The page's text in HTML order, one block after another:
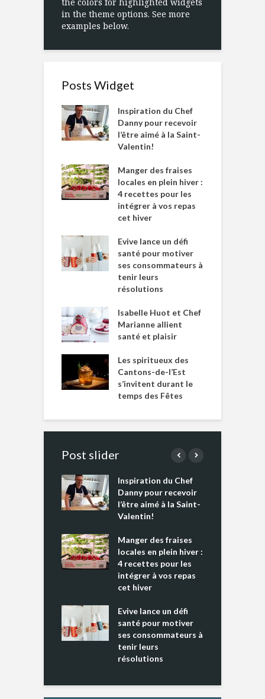
in the theme options. See more
examples below.
Posts Widget
Inspiration du Chef
Danny pour recevoir
l’être aimé à la Saint-
Valentin!
Manger des fraises
locales en plein hiver :
4 recettes pour les
intégrer à vos repas
cet hiver
Evive lance un défi
santé pour motiver
ses consommateurs à
tenir leurs
résolutions
Isabelle Huot et Chef
Marianne allient
santé et plaisir
Les spiritueux des
Cantons-de-l’Est
s’invitent durant le
temps des Fêtes
Post slider
Inspiration du Chef
Danny pour recevoir
l’être aimé à la Saint-
Valentin!
Manger des fraises
locales en plein hiver :
4 recettes pour les
intégrer à vos repas
cet hiver
Evive lance un défi
santé pour motiver
ses consommateurs à
tenir leurs
résolutions